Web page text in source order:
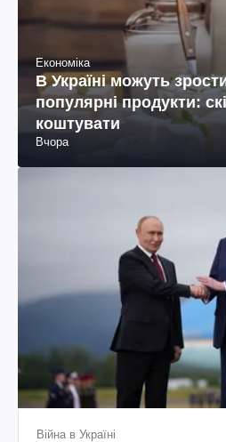
Економіка
В Україні можуть
популярні продукти:
коштувати
Вчора
Війна в Україні